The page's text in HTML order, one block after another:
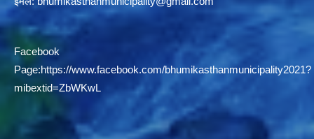
Facebook
Page:https://www.facebook.com/bhumikasthanmunicipality2021?
mibextid=ZbWKwL